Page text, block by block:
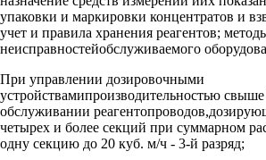
упаковки и маркировки концентратов и
учет и правила хранения реагентов;
неисправностейобслуживаемого
При управлении дозировочными
устройствамипроизводительностью
обслуживании
четырех и более секций при суммарном
одну секцию до 20 куб. м/ч - 3-й разряд;